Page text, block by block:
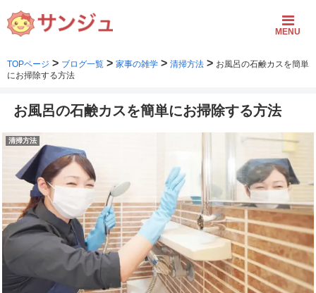
MENU
TOPページ > ブログ一覧 > 家事の雑学 > 清掃方法 > お風呂の石鹸カスを簡単
にお掃除する方法
お風呂の石鹸カスを簡単にお掃除する方法
清掃方法